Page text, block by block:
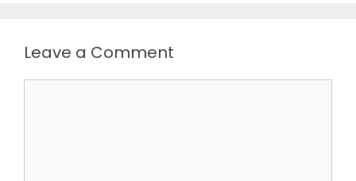
Leave a Comment